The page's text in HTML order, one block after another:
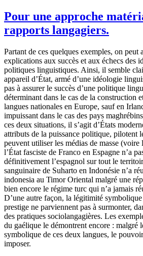
Pour une approche
rapports langagiers.
Partant de ces quelques exemples, on peut
explications aux succès et aux échecs des
politiques linguistiques. Ainsi, il semble
appareil d’État, armé d’une idéologie
pas à assurer le succès d’une politique
déterminant dans le cas de la construction
langues nationales en Europe, sauf en
impuissant dans le cas des pays
ces deux situations, il s’agit d’États
attributs de la puissance politique, pilotent
peuvent utiliser les médias de masse
l’État fasciste de Franco en Espagne n’a
définitivement l’espagnol sur tout le
sanguinaire de Suharto en Indonésie n’a
indonesia au Timor Oriental malgré une
bien encore le régime turc qui n’a jamais
D’une autre façon, la légitimité symbolique
prestige ne parviennent pas à surmonter,
des pratiques sociolangagières. Les
du gaélique le démontrent encore : malgré
symbolique de ces deux langues, le
imposer.